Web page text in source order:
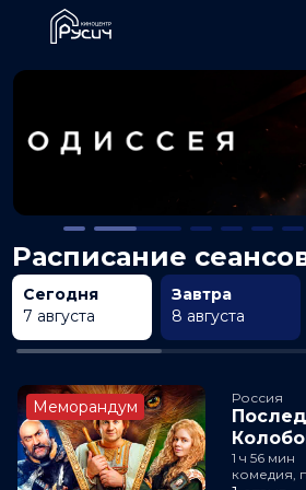
Расписание
Сегодня
7 августа
Завтра
8 августа
Меморандум Россия
1 ч 56 мин
комедия,